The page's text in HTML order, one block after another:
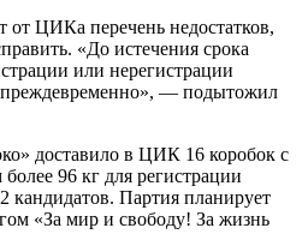
от ЦИКа перечень недостатков,
«До истечения срока
или нерегистрации
преждевременно», — подытожил
доставило в ЦИК 16 коробок с
96 кг для регистрации
кандидатов. Партия планирует
«За мир и свободу! За жизнь